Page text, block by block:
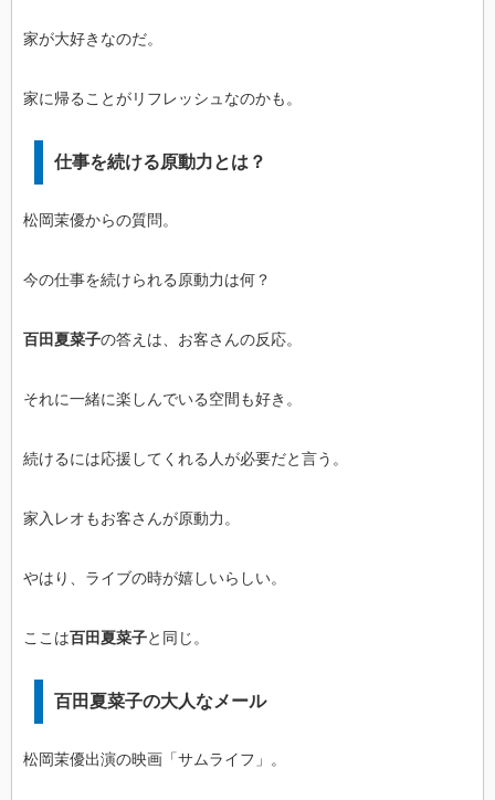
家が大好きなのだ。
家に帰ることがリフレッシュなのかも。
仕事を続ける原動力とは？
松岡茉優からの質問。
今の仕事を続けられる原動力は何？
百田夏菜子の答えは、お客さんの反応。
それに一緒に楽しんでいる空間も好き。
続けるには応援してくれる人が必要だと言う。
家入レオもお客さんが原動力。
やはり、ライブの時が嬉しいらしい。
ここは百田夏菜子と同じ。
百田夏菜子の大人なメール
松岡茉優出演の映画「サムライフ」。